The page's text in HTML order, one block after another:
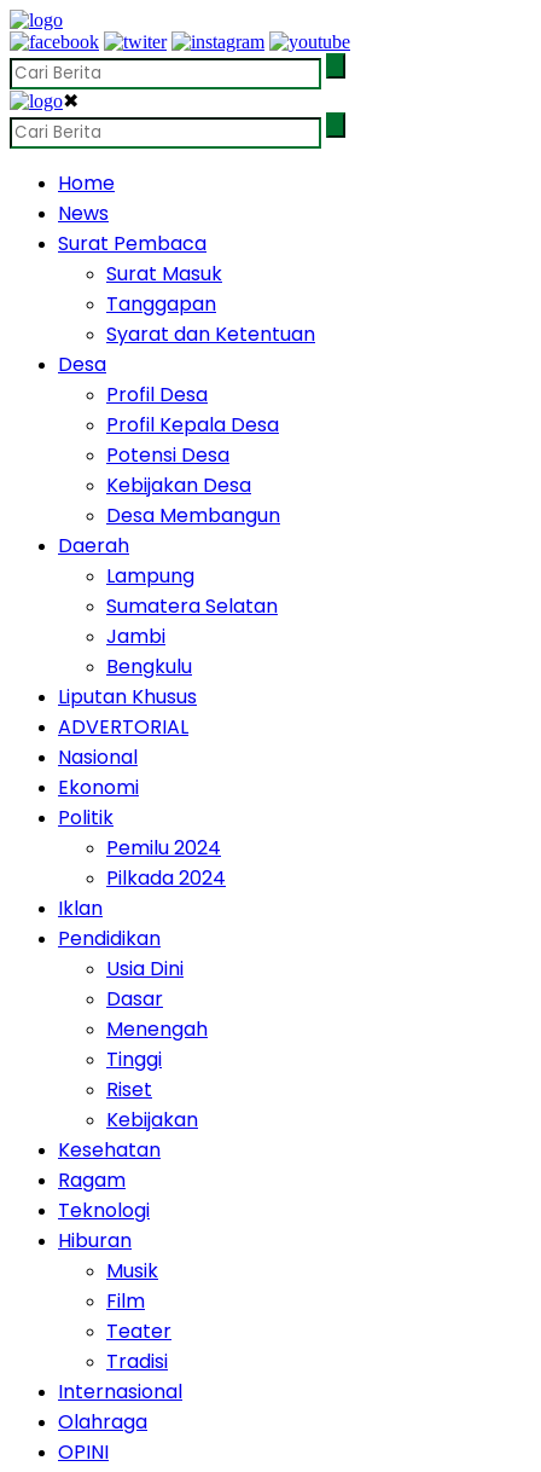
✖
Home
News
Surat Pembaca
Surat Masuk
Tanggapan
Syarat dan Ketentuan
Desa
Profil Desa
Profil Kepala Desa
Potensi Desa
Kebijakan Desa
Desa Membangun
Daerah
Lampung
Sumatera Selatan
Jambi
Bengkulu
Liputan Khusus
ADVERTORIAL
Nasional
Ekonomi
Politik
Pemilu 2024
Pilkada 2024
Iklan
Pendidikan
Usia Dini
Dasar
Menengah
Tinggi
Riset
Kebijakan
Kesehatan
Ragam
Teknologi
Hiburan
Musik
Film
Teater
Tradisi
Internasional
Olahraga
OPINI